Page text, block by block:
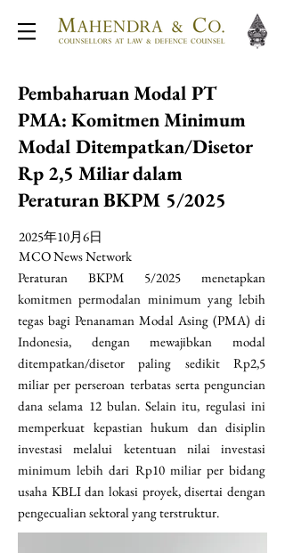
Pembaharuan Modal PT
PMA: Komitmen Minimum
Modal Ditempatkan/Disetor
Rp 2,5 Miliar dalam
Peraturan BKPM 5/2025
2025年10月6日
MCO News Network
Peraturan BKPM 5/2025 menetapkan
komitmen permodalan minimum yang lebih
tegas bagi Penanaman Modal Asing (PMA) di
Indonesia, dengan mewajibkan modal
ditempatkan/disetor paling sedikit Rp2,5
miliar per perseroan terbatas serta penguncian
dana selama 12 bulan. Selain itu, regulasi ini
memperkuat kepastian hukum dan disiplin
investasi melalui ketentuan nilai investasi
minimum lebih dari Rp10 miliar per bidang
usaha KBLI dan lokasi proyek, disertai dengan
pengecualian sektoral yang terstruktur.